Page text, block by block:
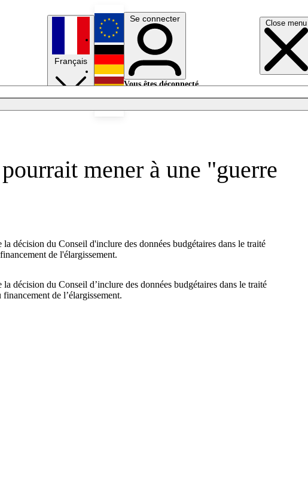
Close menu
Français
English
Deutsch
Se connecter
Vous êtes déconnecté.
mener à une "guerre
décision du Conseil d'inclure des données budgétaires dans le traité
de l'élargissement.
décision du Conseil d’inclure des données budgétaires dans le traité
de l’élargissement.